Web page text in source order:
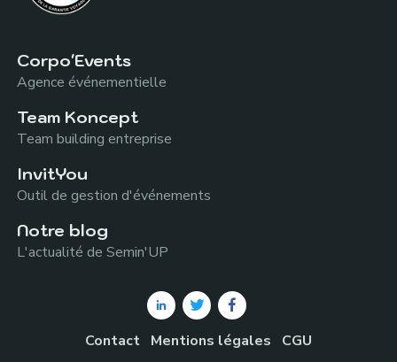
Corpo'Events
Agence événementielle
Team Koncept
Team building entreprise
InvitYou
Outil de gestion d'événements
Notre blog
L'actualité de Semin'UP
Contact Mentions légales CGU